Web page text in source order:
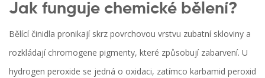
Jak funguje chemické bělení?
Bělící činidla pronikají skrz povrchovou vrstvu zubatní skloviny a
rozkládají chromogene pigmenty, které způsobují zabarvení. U
hydrogen peroxide se jedná o oxidaci, zatímco karbamid peroxid